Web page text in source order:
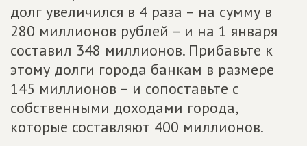
долг увеличился в 4 раза – на сумму в
280 миллионов рублей – и на 1 января
составил 348 миллионов. Прибавьте к
этому долги города банкам в размере
145 миллионов – и сопоставьте с
собственными доходами города,
которые составляют 400 миллионов.